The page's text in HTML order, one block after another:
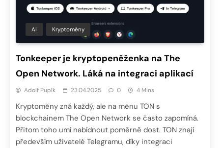
AI Kryptoměny
Tonkeeper je kryptopeněženka na The
Open Network. Láká na integraci aplikací
Adolf Pupík 23.04.2025 0 4 Mins
Kryptoměny zná každý, ale na měnu TON s
blockchainem The Open Network se často zapomíná.
Přitom toho umí nabídnout poměrně dost. TON znají
především uživatelé Telegramu, díky integraci